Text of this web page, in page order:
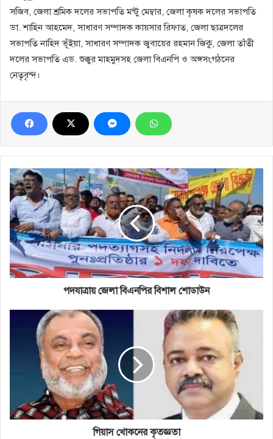
সজিব, জেলা শ্রমিক দলের সভাপতি মন্টু মেম্বার, জেলা কৃষক দলের সভাপতি
ডা. শাহিন আহমেদ, সাধারণ সম্পাদক কায়সার রিফাত, জেলা ছাত্রদলের
সভাপতি নাহিদ ভূঁইয়া, সাধারণ সম্পাদক জুবায়ের রহমান জিকু, জেলা তাঁতী
দলের সভাপতি এড. শুক্কুর মাহমুদসহ জেলা বিএনপি ও অঙ্গসংগঠনের
নেতৃবৃন্দ।
পদযাত্রায়
জেলা
বিএনপির
বিশাল
শোডাউন
পদযাত্রায় জেলা বিএনপির বিশাল শোডাউন
গিয়াস খোকনের কৃতজ্ঞতা